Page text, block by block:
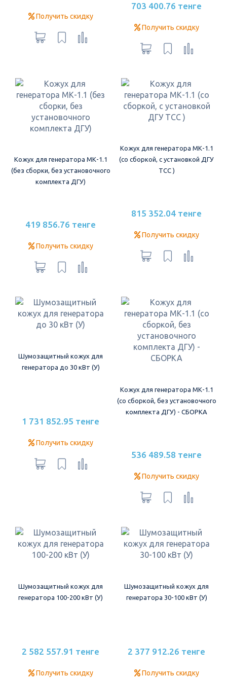
Получить скидку
703 400.76 тенге
Получить скидку
Кожух для генератора МК-1.1
(без сборки, без установочного
комплекта ДГУ)
419 856.76 тенге
Получить скидку
Кожух для генератора МК-1.1
(со сборкой, с установкой ДГУ
ТСС )
815 352.04 тенге
Получить скидку
Шумозащитный кожух для
генератора до 30 кВт (У)
1 731 852.95 тенге
Получить скидку
Кожух для генератора МК-1.1
(со сборкой, без установочного
комплекта ДГУ) - СБОРКА
536 489.58 тенге
Получить скидку
Шумозащитный кожух для
генератора 100-200 кВт (У)
2 582 557.91 тенге
Получить скидку
Шумозащитный кожух для
генератора 30-100 кВт (У)
2 377 912.26 тенге
Получить скидку